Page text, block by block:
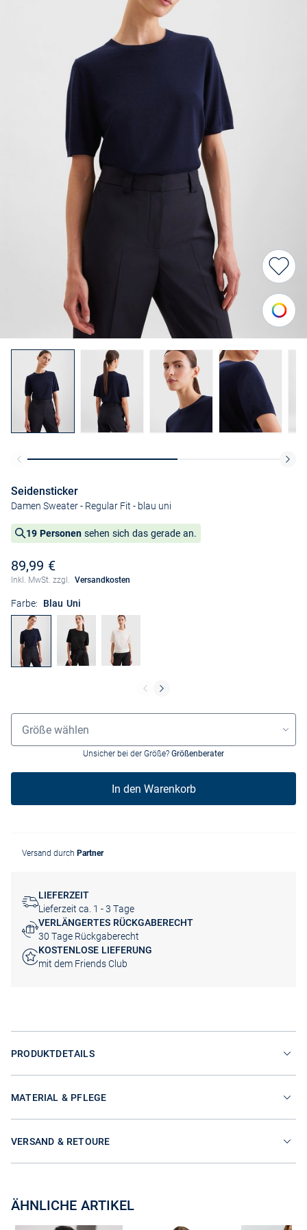
Seidensticker
Damen Sweater - Regular Fit - blau uni
19 Personen sehen sich das gerade an.
89,99 €
Inkl. MwSt. zzgl. Versandkosten
Farbe: Blau Uni
Größenauswahl
Größe wählen
Unsicher bei der Größe? Größenberater
In den Warenkorb
Versand durch Partner
LIEFERZEIT
Lieferzeit ca. 1 - 3 Tage
VERLÄNGERTES RÜCKGABERECHT
30 Tage Rückgaberecht
KOSTENLOSE LIEFERUNG
mit dem Friends Club
PRODUKTDETAILS
MATERIAL & PFLEGE
VERSAND & RETOURE
ÄHNLICHE ARTIKEL